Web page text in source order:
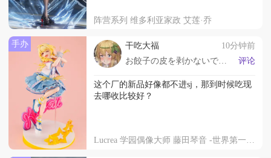
阵营系列 维多利亚家政 艾莲·乔
手办 干吃大福
10分钟前
お餃子の皮を剥かないでください！
评论
这个厂的新品好像都不进sj，那到时候吃现
去哪收比较好？